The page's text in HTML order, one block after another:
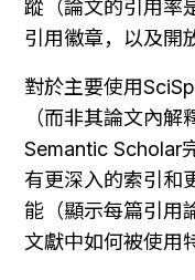
蹤（論文的引用率
引用徽章，以及開
對於主要使用
（而非其論文內解
Semantic Scholar
有更深入的索引和
能（顯示每篇引用
文獻中如何被使用